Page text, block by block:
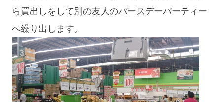
ら買出しをして別の友人のバースデーパーティー
へ繰り出します。